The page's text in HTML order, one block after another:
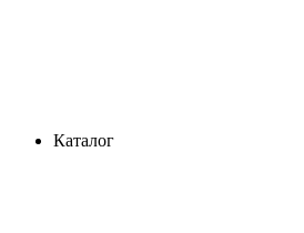
Каталог